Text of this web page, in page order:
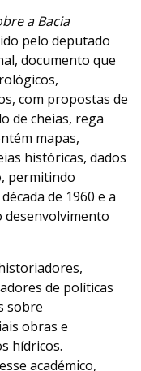
a Bacia
pelo deputado
documento que
com propostas de
de cheias, rega
mapas,
históricas, dados
permitindo
de 1960 e a
de políticas
sobre
obras e
hídricos.
académico,